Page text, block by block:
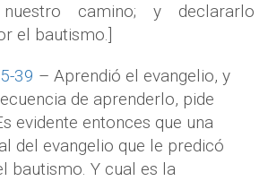
camino; y declararlo
el bautismo.]
39 – Aprendió el evangelio, y
de aprenderlo, pide
evidente entonces que una
del evangelio que le predicó
bautismo. Y cual es la